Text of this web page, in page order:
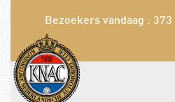
Bezoekers vandaag : 373